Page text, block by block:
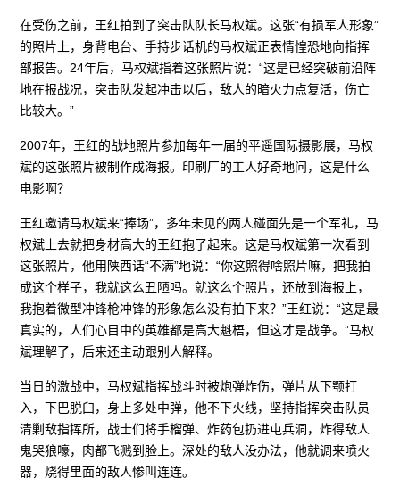
在受伤之前，王红拍到了突击队队长马权斌。这张“有损军人形象”
的照片上，身背电台、手持步话机的马权斌正表情惶恐地向指挥
部报告。24年后，马权斌指着这张照片说：“这是已经突破前沿阵
地在报战况，突击队发起冲击以后，敌人的暗火力点复活，伤亡
比较大。”
2007年，王红的战地照片参加每年一届的平遥国际摄影展，马权
斌的这张照片被制作成海报。印刷厂的工人好奇地问，这是什么
电影啊？
王红邀请马权斌来“捧场”，多年未见的两人碰面先是一个军礼，马
权斌上去就把身材高大的王红抱了起来。这是马权斌第一次看到
这张照片，他用陕西话“不满”地说：“你这照得啥照片嘛，把我拍
成这个样子，我就这么丑陋吗。就这么个照片，还放到海报上，
我抱着微型冲锋枪冲锋的形象怎么没有拍下来？”王红说：“这是最
真实的，人们心目中的英雄都是高大魁梧，但这才是战争。”马权
斌理解了，后来还主动跟别人解释。
当日的激战中，马权斌指挥战斗时被炮弹炸伤，弹片从下颚打
入，下巴脱臼，身上多处中弹，他不下火线，坚持指挥突击队员
清剿敌指挥所，战士们将手榴弹、炸药包扔进屯兵洞，炸得敌人
鬼哭狼嚎，肉都飞溅到脸上。深处的敌人没办法，他就调来喷火
器，烧得里面的敌人惨叫连连。